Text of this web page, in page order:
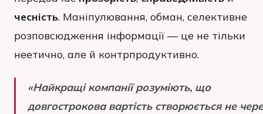
чесність. Маніпулювання, обман, селективне
розповсюдження інформації — це не тільки
неетично, але й контрпродуктивно.
«Найкращі компанії розуміють, що
довгострокова вартість створюється не